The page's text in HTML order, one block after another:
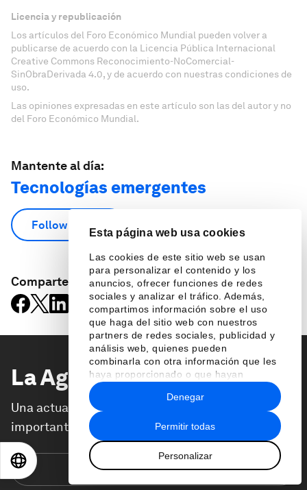
Esta página web usa cookies
Las cookies de este sitio web se usan
para personalizar el contenido y los
anuncios, ofrecer funciones de redes
sociales y analizar el tráfico. Además,
compartimos información sobre el uso
que haga del sitio web con nuestros
partners de redes sociales, publicidad y
análisis web, quienes pueden
combinarla con otra información que les
haya proporcionado o que hayan
recopilado a partir del uso que haya
hecho de sus servicios.
Permitir todas
Personalizar
Denegar
Licencia y republicación
Los artículos del Foro Económico Mundial pueden volver a
publicarse de acuerdo con la Licencia Pública Internacional
Creative Commons Reconocimiento-NoComercial-
SinObraDerivada 4.0, y de acuerdo con nuestras condiciones de
uso.
Las opiniones expresadas en este artículo son las del autor y no
del Foro Económico Mundial.
Mantente al día:
Tecnologías emergentes
Follow
Comparte:
La AgendaSemanal
Una actualización semanal de los temas más
importantes de la agenda global
Suscríbete hoy